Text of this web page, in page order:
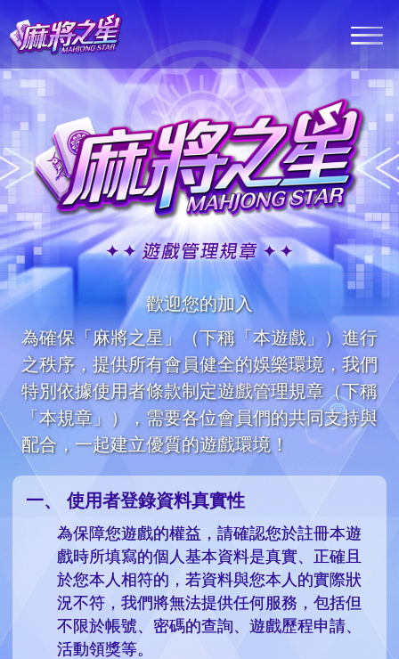
最新消息
遊戲介紹
客服中心
會員登入
Google Play立
麻將之星
歡迎您的加入
為確保「麻將之星」（下稱「本遊戲」）進行
之秩序，提供所有會員健全的娛樂環境，我們
特別依據使用者條款制定遊戲管理規章（下稱
「本規章」），需要各位會員們的共同支持與
配合，一起建立優質的遊戲環境！
使用者登錄資料真實性
為保障您遊戲的權益，請確認您於註冊本遊
戲時所填寫的個人基本資料是真實、正確且
於您本人相符的，若資料與您本人的實際狀
況不符，我們將無法提供任何服務，包括但
不限於帳號、密碼的查詢、遊戲歷程申請、
活動領獎等。